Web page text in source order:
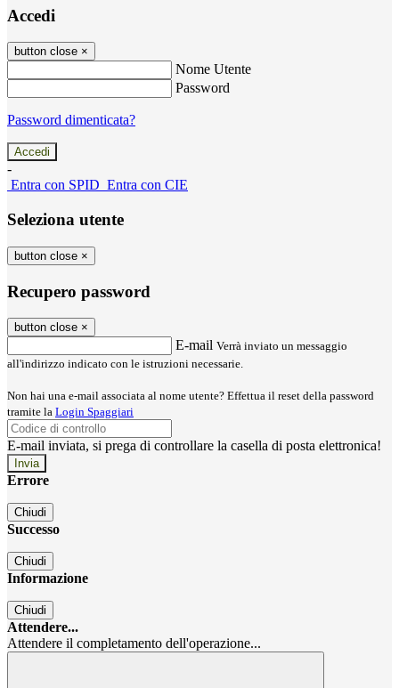
Accedi
button close ×
Nome Utente
Password
Password dimenticata?
-
Entra con SPID Entra con CIE
Seleziona utente
button close ×
Recupero password
button close ×
E-mail Verrà inviato un messaggio
all'indirizzo indicato con le istruzioni necessarie.
Non hai una e-mail associata al nome utente? Effettua il reset della password
tramite la Login Spaggiari
E-mail inviata, si prega di controllare la casella di posta elettronica!
Errore
Chiudi
Successo
Chiudi
Informazione
Chiudi
Attendere...
Attendere il completamento dell'operazione...